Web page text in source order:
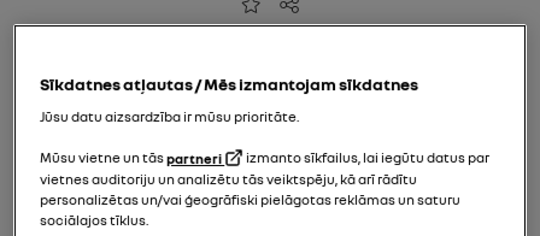
Pievienot izvēlēto sarakstam
Kopīgot
Sīkdatnes atļautas / Mēs izmantojam sīkdatnes
Jūsu datu aizsardzība ir mūsu prioritāte.
Mūsu vietne un tāspartneri
izmanto sīkfailus, lai iegūtu datus par
vietnes auditoriju un analizētu tās veiktspēju, kā arī rādītu
personalizētas un/vai ģeogrāfiski pielāgotas reklāmas un saturu
sociālajos tīklus.